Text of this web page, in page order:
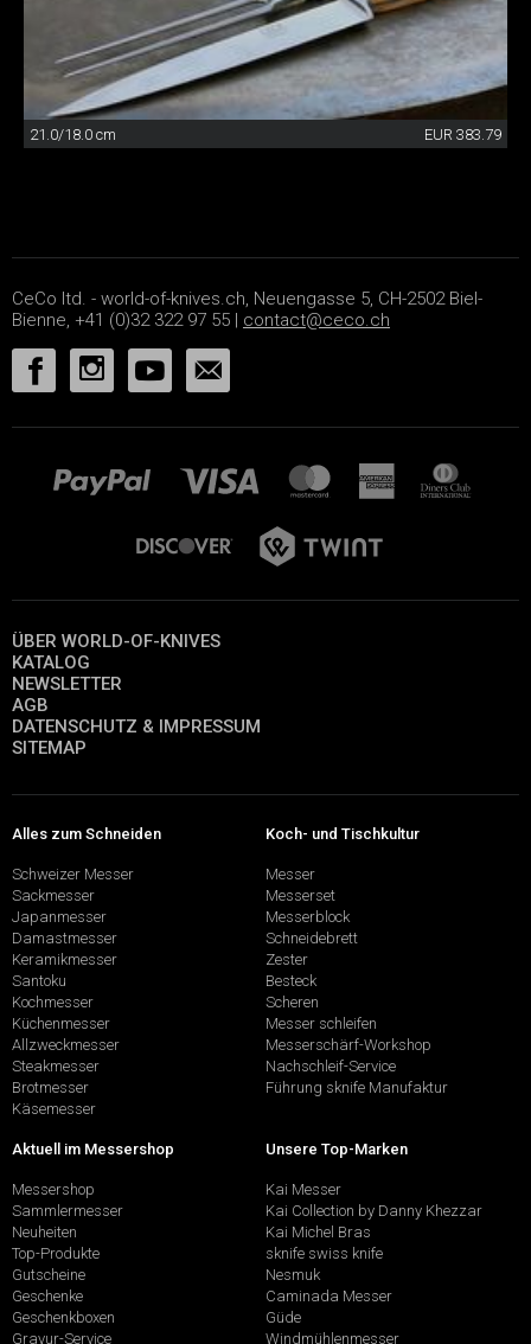
21.0/18.0 cm EUR 383.79
CeCo ltd. - world-of-knives.ch, Neuengasse 5, CH-2502 Biel-
Bienne, +41 (0)32 322 97 55 | contact@ceco.ch
ÜBER WORLD-OF-KNIVES
KATALOG
NEWSLETTER
AGB
DATENSCHUTZ & IMPRESSUM
SITEMAP
Alles zum Schneiden
Schweizer Messer
Sackmesser
Japanmesser
Damastmesser
Keramikmesser
Santoku
Kochmesser
Küchenmesser
Allzweckmesser
Steakmesser
Brotmesser
Käsemesser
Koch- und Tischkultur
Messer
Messerset
Messerblock
Schneidebrett
Zester
Besteck
Scheren
Messer schleifen
Messerschärf-Workshop
Nachschleif-Service
Führung sknife Manufaktur
Aktuell im Messershop
Messershop
Sammlermesser
Neuheiten
Top-Produkte
Gutscheine
Geschenke
Geschenkboxen
Gravur-Service
Unsere Top-Marken
Kai Messer
Kai Collection by Danny Khezzar
Kai Michel Bras
sknife swiss knife
Nesmuk
Caminada Messer
Güde
Windmühlenmesser